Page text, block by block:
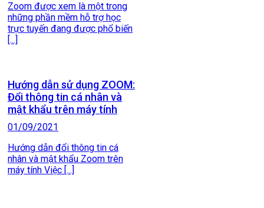
Zoom được xem là một trong
những phần mềm hỗ trợ học
trực tuyến đang được phổ biến
[...]
Hướng dẫn sử dụng ZOOM:
Đổi thông tin cá nhân và
mật khẩu trên máy tính
01/09/2021
Hướng dẫn đổi thông tin cá
nhân và mật khẩu Zoom trên
máy tính Việc [...]